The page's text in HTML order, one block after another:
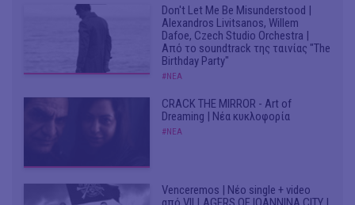
Don't Let Me Be Misunderstood |
Alexandros Livitsanos, Willem
Dafoe, Czech Studio Orchestra |
Από το soundtrack της ταινίας "The
Birthday Party"
#ΝΕΑ
CRACK THE MIRROR - Art of
Dreaming | Νέα κυκλοφορία
#ΝΕΑ
Venceremos | Νέο single + video